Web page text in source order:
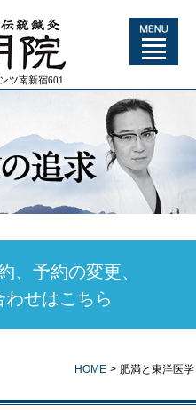
ツ南新宿601
、予約の変更、
せはこちら
HOME > 肥満と東洋医学